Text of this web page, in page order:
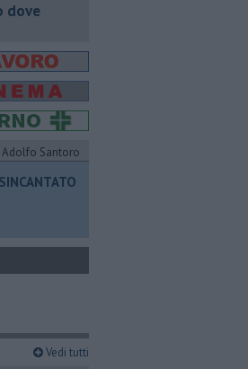
dove
Adolfo Santoro
Vedi tutti